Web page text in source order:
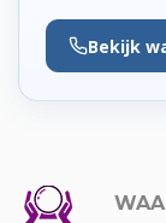
Bekijk